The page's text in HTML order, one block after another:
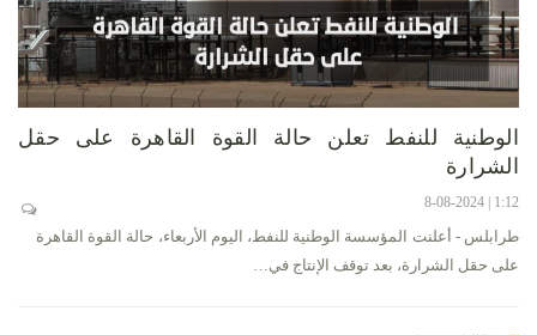
الوطنية للنفط تعلن حالة القوة القاهرة على حقل
الشرارة
1:12 | 8-08-2024
طرابلس - أعلنت المؤسسة الوطنية للنفط، اليوم الأربعاء، حالة القوة القاهرة
على حقل الشرارة، بعد توقف الإنتاج في…